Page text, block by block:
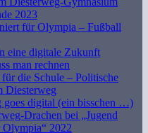
2023
für Olympia – Fußball
eine digitale Zukunft
man rechnen
die Schule – Politische
Diesterweg
goes digital (ein bisschen …)
Drachen bei „Jugend
2022